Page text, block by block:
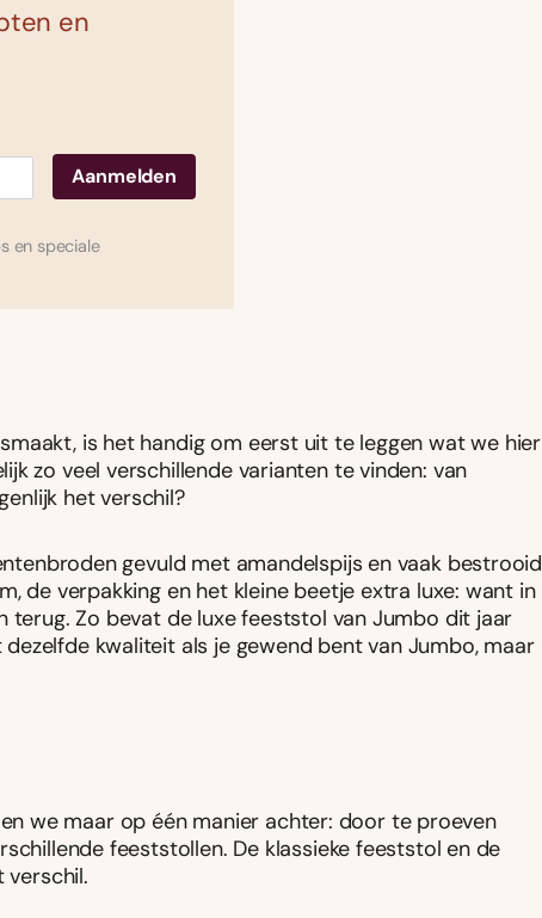
en
en speciale
is het handig om eerst uit te leggen wat we hier
zo veel verschillende varianten te vinden: van
het verschil?
gevuld met amandelspijs en vaak bestrooid
de verpakking en het kleine beetje extra luxe: want in
terug. Zo bevat de luxe feeststol van Jumbo dit jaar
kwaliteit als je gewend bent van Jumbo, maar
we maar op één manier achter: door te proeven
feeststollen. De klassieke feeststol en de
verschil.